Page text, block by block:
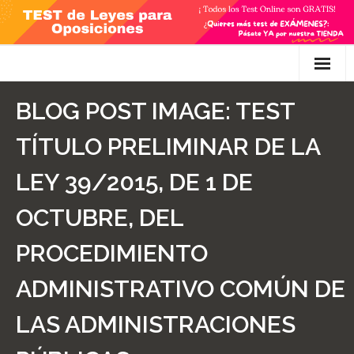
Skip
content
TEST Gratis
Preguntas
- Diferencia entre propuesta y proposición de ley
- Qué es la competencia administrativa
- ¿Es PRECEPTIVO el Recurso de Alzada? ¿Y
POTESTATIVO, FACULTATIVO?
- Diferencia entre Personalidad Jurídica PLENA y
BLOG POST IMAGE: TEST
TÍTULO PRELIMINAR DE LA
LEY 39/2015, DE 1 DE
OCTUBRE, DEL
PROCEDIMIENTO
ADMINISTRATIVO COMÚN DE
LAS ADMINISTRACIONES